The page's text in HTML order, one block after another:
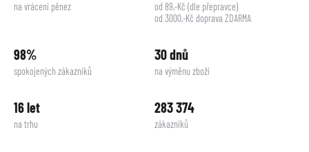
na vrácení pěnez
od 89,-Kč (dle přepravce)
od 3000,-Kč doprava ZDARMA
98%
spokojených zákazníků
30 dnů
na výměnu zboží
16 let
na trhu
283 374
zákazníků